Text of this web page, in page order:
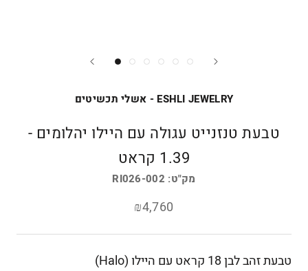
ESHLI JEWELRY - אשלי תכשיטים
טבעת טנזנייט עגולה עם היילו יהלומים -
1.39 קראט
מק"ט: RI026-002
₪4,760
טבעת זהב לבן 18 קראט עם היילו (Halo)